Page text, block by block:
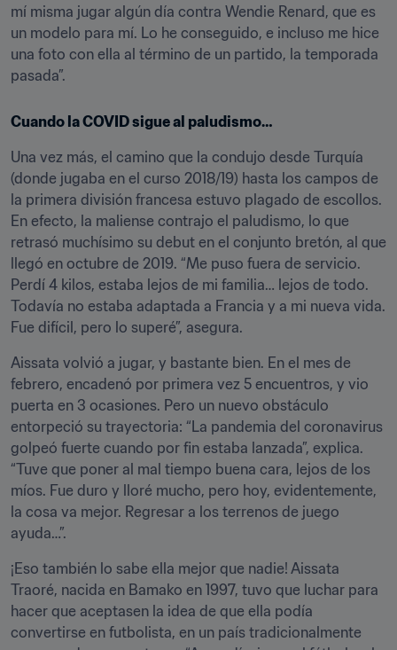
mí misma jugar algún día contra Wendie Renard, que es
un modelo para mí. Lo he conseguido, e incluso me hice
una foto con ella al término de un partido, la temporada
pasada”.
Cuando la COVID sigue al paludismo…
Una vez más, el camino que la condujo desde Turquía
(donde jugaba en el curso 2018/19) hasta los campos de
la primera división francesa estuvo plagado de escollos.
En efecto, la maliense contrajo el paludismo, lo que
retrasó muchísimo su debut en el conjunto bretón, al que
llegó en octubre de 2019. “Me puso fuera de servicio.
Perdí 4 kilos, estaba lejos de mi familia… lejos de todo.
Todavía no estaba adaptada a Francia y a mi nueva vida.
Fue difícil, pero lo superé”, asegura.
Aissata volvió a jugar, y bastante bien. En el mes de
febrero, encadenó por primera vez 5 encuentros, y vio
puerta en 3 ocasiones. Pero un nuevo obstáculo
entorpeció su trayectoria: “La pandemia del coronavirus
golpeó fuerte cuando por fin estaba lanzada”, explica.
“Tuve que poner al mal tiempo buena cara, lejos de los
míos. Fue duro y lloré mucho, pero hoy, evidentemente,
la cosa va mejor. Regresar a los terrenos de juego
ayuda…”.
¡Eso también lo sabe ella mejor que nadie! Aissata
Traoré, nacida en Bamako en 1997, tuvo que luchar para
hacer que aceptasen la idea de que ella podía
convertirse en futbolista, en un país tradicionalmente